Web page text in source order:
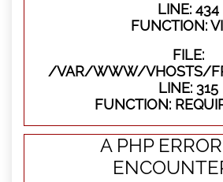
LINE: 434
FUNCTION:
FILE:
/VAR/WWW/VHOSTS/
LINE: 315
FUNCTION:
A PHP